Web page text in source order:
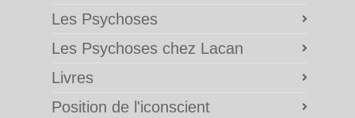
Les Psychoses
Les Psychoses chez Lacan
Livres
Position de l'iconscient